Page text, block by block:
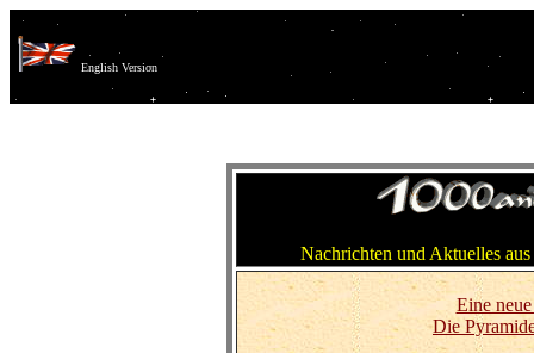
English Version
Nachrichten und Aktuelles
Eine
Die